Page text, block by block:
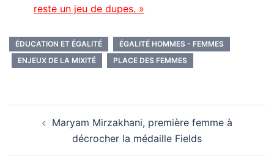
reste un jeu de dupes. »
ÉDUCATION ET ÉGALITÉ
ÉGALITÉ HOMMES - FEMMES
ENJEUX DE LA MIXITÉ
PLACE DES FEMMES
d’articleMaryam Mirzakhani, première femme à
décrocher la médaille Fields